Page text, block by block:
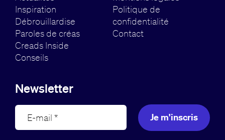
Inspiration
Débrouillardise
Paroles de créas
Creads Inside
Conseils
Politique de
confidentialité
Contact
Newsletter
Je m'inscris